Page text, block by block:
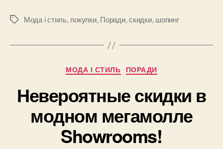
ПозначкиМода і стиль, покупки, Поради,скидки, шопинг
Категорії
МОДА І СТИЛЬ ПОРАДИ
Невероятные скидки в
модном мегамолле
Showrooms!